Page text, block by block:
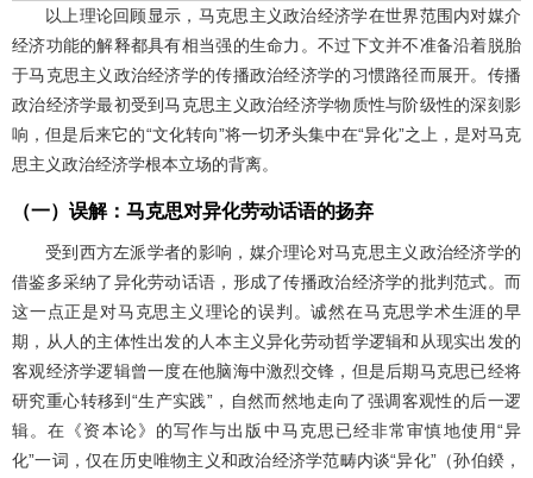
以上理论回顾显示，马克思主义政治经济学在世界范围内对媒介
经济功能的解释都具有相当强的生命力。不过下文并不准备沿着脱胎
于马克思主义政治经济学的传播政治经济学的习惯路径而展开。传播
政治经济学最初受到马克思主义政治经济学物质性与阶级性的深刻影
响，但是后来它的“文化转向”将一切矛头集中在“异化”之上，是对马克
思主义政治经济学根本立场的背离。
（一）误解：马克思对异化劳动话语的扬弃
受到西方左派学者的影响，媒介理论对马克思主义政治经济学的
借鉴多采纳了异化劳动话语，形成了传播政治经济学的批判范式。而
这一点正是对马克思主义理论的误判。诚然在马克思学术生涯的早
期，从人的主体性出发的人本主义异化劳动哲学逻辑和从现实出发的
客观经济学逻辑曾一度在他脑海中激烈交锋，但是后期马克思已经将
研究重心转移到“生产实践”，自然而然地走向了强调客观性的后一逻
辑。在《资本论》的写作与出版中马克思已经非常审慎地使用“异
化”一词，仅在历史唯物主义和政治经济学范畴内谈“异化”（孙伯鍨，